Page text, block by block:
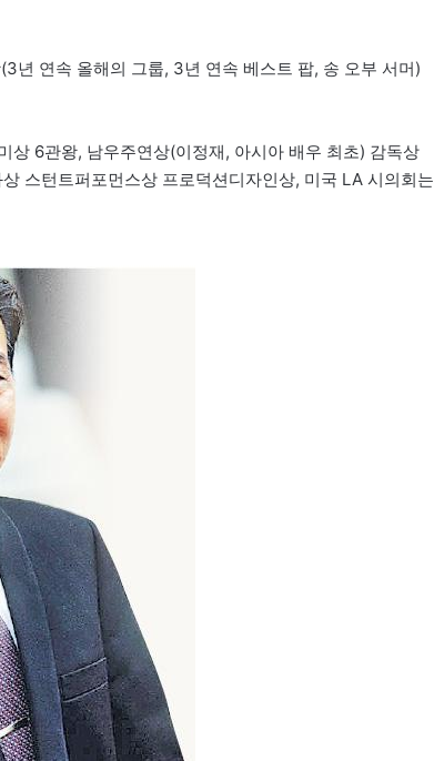
년 연속 올해의 그룹, 3년 연속 베스트 팝, 송 오부 서머)
상 6관왕, 남우주연상(이정재, 아시아 배우 최초) 감독상
스턴트퍼포먼스상 프로덕션디자인상, 미국 LA 시의회는